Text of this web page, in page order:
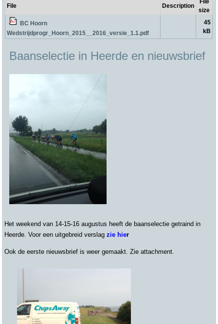
File Description
size
BC Hoorn
Wedstrijdprogr_Hoorn_2015__2016_versie_1.1.pdf
45
kB
Baanselectie in Heerde en nieuwsbrief
Het weekend van 14-15-16 augustus heeft de baanselectie getraind in
Heerde. Voor een uitgebreid verslagzie hier
Ook de eerste nieuwsbrief is weer gemaakt. Zie attachment.